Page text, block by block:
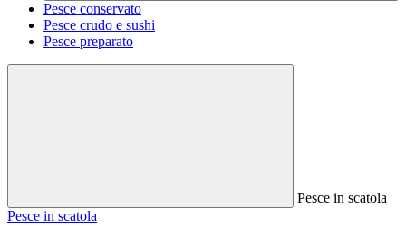
Pesce conservato
Pesce crudo e sushi
Pesce preparato
Pesce in scatola
Pesce in scatola